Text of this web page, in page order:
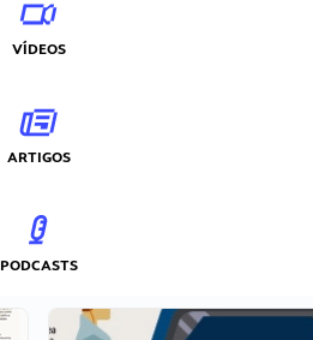
VÍDEOS
ARTIGOS
PODCASTS